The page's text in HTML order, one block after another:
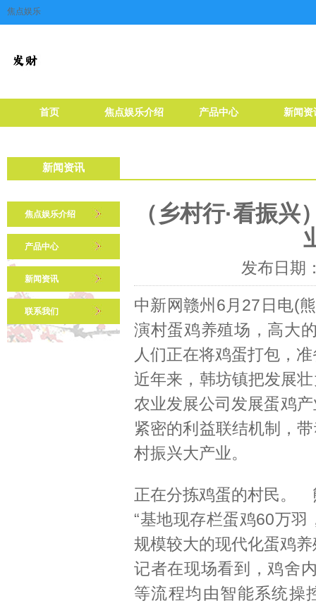
焦点娱乐
首页 焦点娱乐介绍 产品中心 新闻资
新闻资讯
焦点娱乐介绍
产品中心
新闻资讯
联系我们
（乡村行·看振
发布日期
中新网赣州6月27日电(
演村蛋鸡养殖场，高大
人们正在将鸡蛋打包，
近年来，韩坊镇把发展
农业发展公司发展蛋鸡
紧密的利益联结机制，
村振兴大产业。
正在分拣鸡蛋的村民。
“基地现存栏蛋鸡60万
规模较大的现代化蛋鸡
记者在现场看到，鸡舍
等流程均由智能系统操